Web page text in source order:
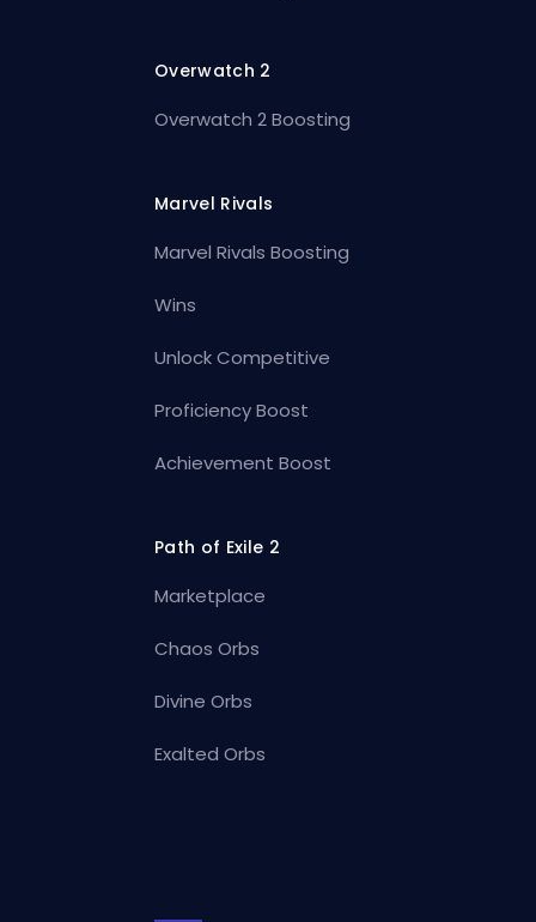
Overwatch 2
Overwatch 2 Boosting
Marvel Rivals
Marvel Rivals Boosting
Wins
Unlock Competitive
Proficiency Boost
Achievement Boost
Path of Exile 2
Marketplace
Chaos Orbs
Divine Orbs
Exalted Orbs